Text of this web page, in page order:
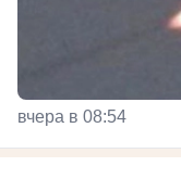
вчера в 08:54